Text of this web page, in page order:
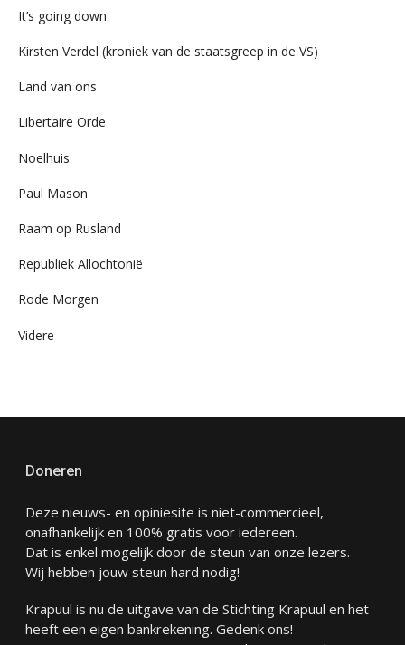
It’s going down
Kirsten Verdel (kroniek van de staatsgreep in de VS)
Land van ons
Libertaire Orde
Noelhuis
Paul Mason
Raam op Rusland
Republiek Allochtonië
Rode Morgen
Videre
Doneren
Deze nieuws- en opiniesite is niet-commercieel,
onafhankelijk en 100% gratis voor iedereen.
Dat is enkel mogelijk door de steun van onze lezers.
Wij hebben jouw steun hard nodig!
Krapuul is nu de uitgave van de Stichting Krapuul en het
heeft een eigen bankrekening. Gedenk ons!